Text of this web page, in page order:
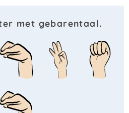
met gebarentaal.